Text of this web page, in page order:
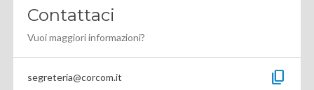
Contattaci
Vuoi maggiori informazioni?
segreteria@corcom.it content_copy